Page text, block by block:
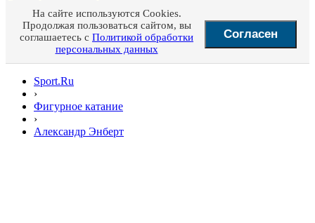
На сайте используются Cookies.
Продолжая пользоваться сайтом, вы
соглашаетесь с Политикой обработки
персональных данных
Согласен
Sport.Ru
›
Фигурное катание
›
Александр Энберт